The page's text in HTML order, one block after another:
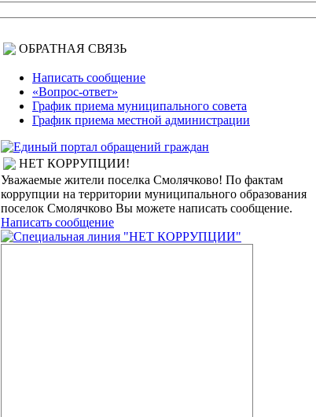
ОБРАТНАЯ СВЯЗЬ
Написать сообщение
«Вопрос-ответ»
График приема муниципального совета
График приема местной администрации
НЕТ КОРРУПЦИИ!
Уважаемые жители поселка Смолячково! По фактам
коррупции на территории муниципального образования
поселок Смолячково Вы можете написать сообщение.
Написать сообщение